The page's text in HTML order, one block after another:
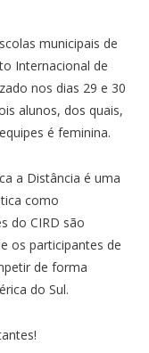
municipais de
Internacional de
nos dias 29 e 30
alunos, dos quais,
é feminina.
a Distância é uma
como
do CIRD são
os participantes de
de forma
do Sul.